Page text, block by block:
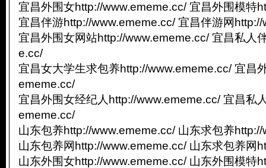
宜昌外围女http://www.ememe.cc/ 宜昌外围模特
宜昌伴游http://www.ememe.cc/ 宜昌伴游网
宜昌外围女网站http://www.ememe.cc/ 宜昌私人
e.cc/
宜昌女大学生求包养http://www.ememe.cc/ 宜昌
ememe.cc/
宜昌外围女经纪人http://www.ememe.cc/ 宜昌私
ememe.cc/
山东包养http://www.ememe.cc/ 山东求包养
山东包养网http://www.ememe.cc/ 山东求包养网
山东外围女http://www.ememe.cc/ 山东外围模特